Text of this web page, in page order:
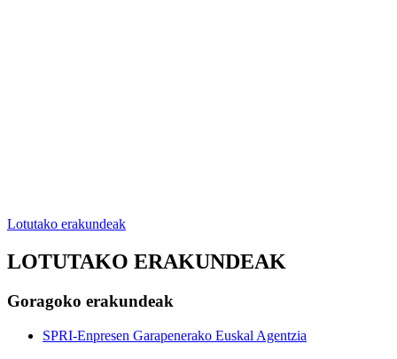
Lotutako erakundeak
LOTUTAKO ERAKUNDEAK
Goragoko erakundeak
SPRI-Enpresen Garapenerako Euskal Agentzia